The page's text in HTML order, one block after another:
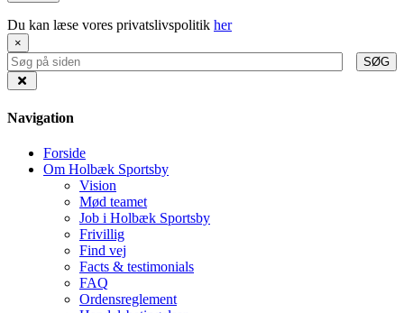
Du kan læse vores privatslivspolitik her
×
SØG
Navigation
Forside
Om Holbæk Sportsby
Vision
Mød teamet
Job i Holbæk Sportsby
Frivillig
Find vej
Facts & testimonials
FAQ
Ordensreglement